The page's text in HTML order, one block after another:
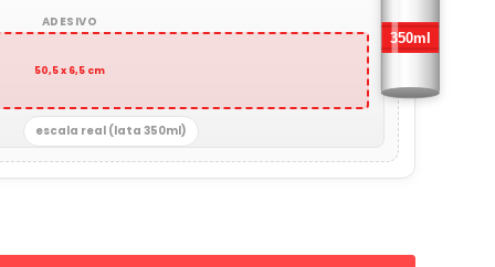
ADESIVO
50,5 x 6,5 cm
escala real (lata 350ml)